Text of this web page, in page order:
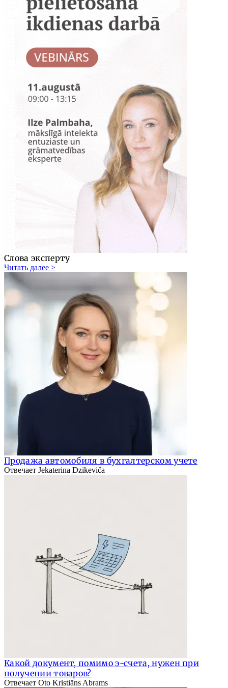
Слова эксперту
Читать далее >
Продажа автомобиля в бухгалтерском учете
Отвечает Jekaterina Dzikeviča
Какой документ, помимо э-счета, нужен при
получении товаров?
Отвечает Oto Kristiāns Abrams